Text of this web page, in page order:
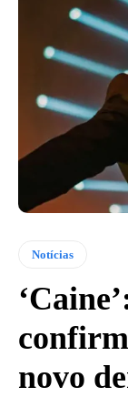
Notícias
novo